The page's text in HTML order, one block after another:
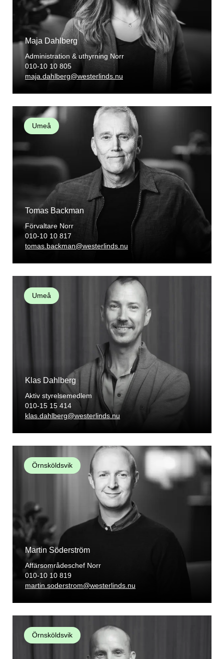
Maja Dahlberg
Administration & uthyrning Norr
010-10 10 805
maja.dahlberg@westerlinds.nu
Umeå
Tomas Backman
Förvaltare Norr
010-10 10 817
tomas.backman@westerlinds.nu
Umeå
Klas Dahlberg
Aktiv styrelsemedlem
010-15 15 414
klas.dahlberg@westerlinds.nu
Örnsköldsvik
Martin Söderström
Affärsområdeschef Norr
010-10 10 819
martin.soderstrom@westerlinds.nu
Örnsköldsvik